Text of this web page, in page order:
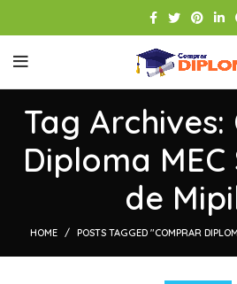
Tag
Diploma
de
HOME POSTS TAGGED "COMPRAR